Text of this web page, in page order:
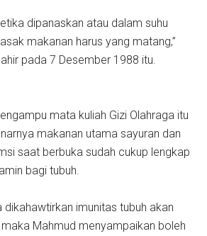
dipanaskan atau dalam suhu
makanan harus yang matang,”
pada 7 Desember 1988 itu.
mata kuliah Gizi Olahraga itu
makanan utama sayuran dan
saat berbuka sudah cukup lengkap
bagi tubuh.
dikahawtirkan imunitas tubuh akan
Mahmud menyampaikan boleh